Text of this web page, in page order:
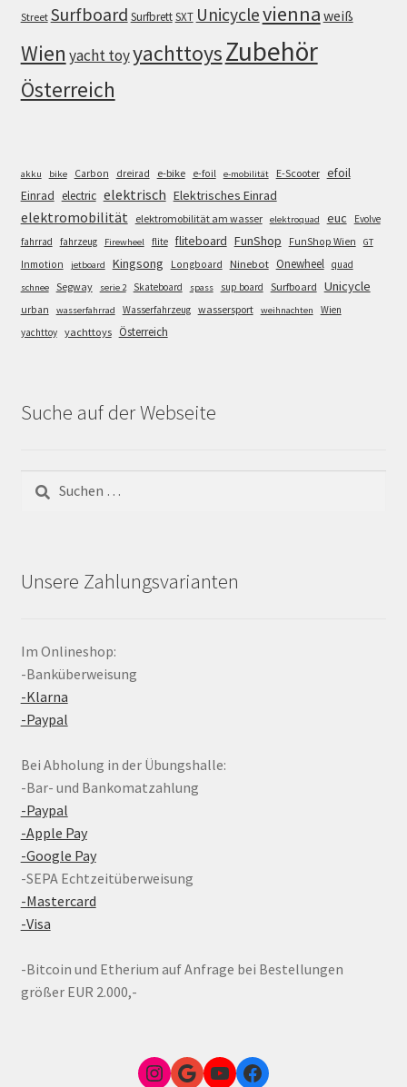
Street Surfboard SurfbrettSXT Unicyclevienna weiß
Wien yacht toyyachttoysZubehör
Österreich
akku bike Carbon dreirad e-bike e-foil e-mobilität E-Scooter efoil
Einrad electric elektrisch Elektrisches Einrad
elektromobilität elektromobilität am wasser elektroquad euc
Evolve
fahrrad
fahrzeug Firewheel flite fliteboard FunShop FunShop Wien GT
Inmotion jetboard Kingsong Longboard Ninebot Onewheel quad
schnee Segway serie 2 Skateboard spass sup board Surfboard Unicycle
urban wasserfahrrad Wasserfahrzeug wassersport weihnachten
Wien
yachttoy yachttoys Österreich
Suche auf der Webseite
Suchen
nach:
Unsere Zahlungsvarianten
Im Onlineshop:
-Banküberweisung
-Klarna
-Paypal
Bei Abholung in der Übungshalle:
-Bar- und Bankomatzahlung
-Paypal
-Apple Pay
-Google Pay
-SEPA Echtzeitüberweisung
-Mastercard
-Visa
-Bitcoin und Etherium auf Anfrage bei Bestellungen
größer EUR 2.000,-
Instagram
Google Link zum FunShop WienYouTubeFacebook